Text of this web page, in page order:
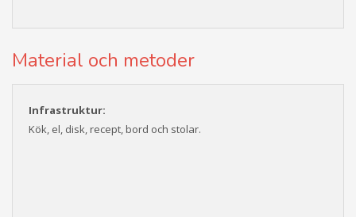
Material och metoder
Infrastruktur:
Kök, el, disk, recept, bord och stolar.